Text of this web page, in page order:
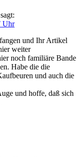
sagt:
Uhr
und Ihr Artikel
weiter
noch familiäre Bande
Habe die die
und auch die
und hoffe, daß sich